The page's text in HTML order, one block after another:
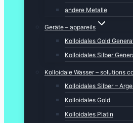
andere Metalle
Geräte – appareils
Kolloidales Gold
Kolloidales Silber
Kolloidale Wasser – solutions
Kolloidales Silber –
Kolloidales Gold
Kolloidales Platin